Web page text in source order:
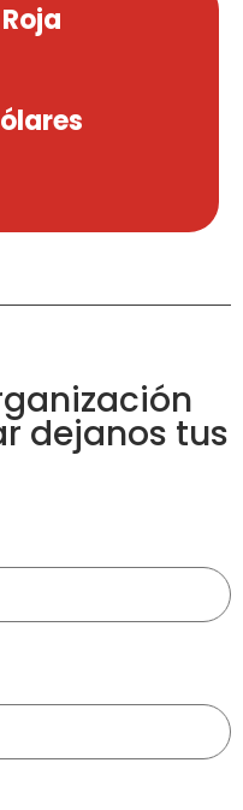
dejanos tus